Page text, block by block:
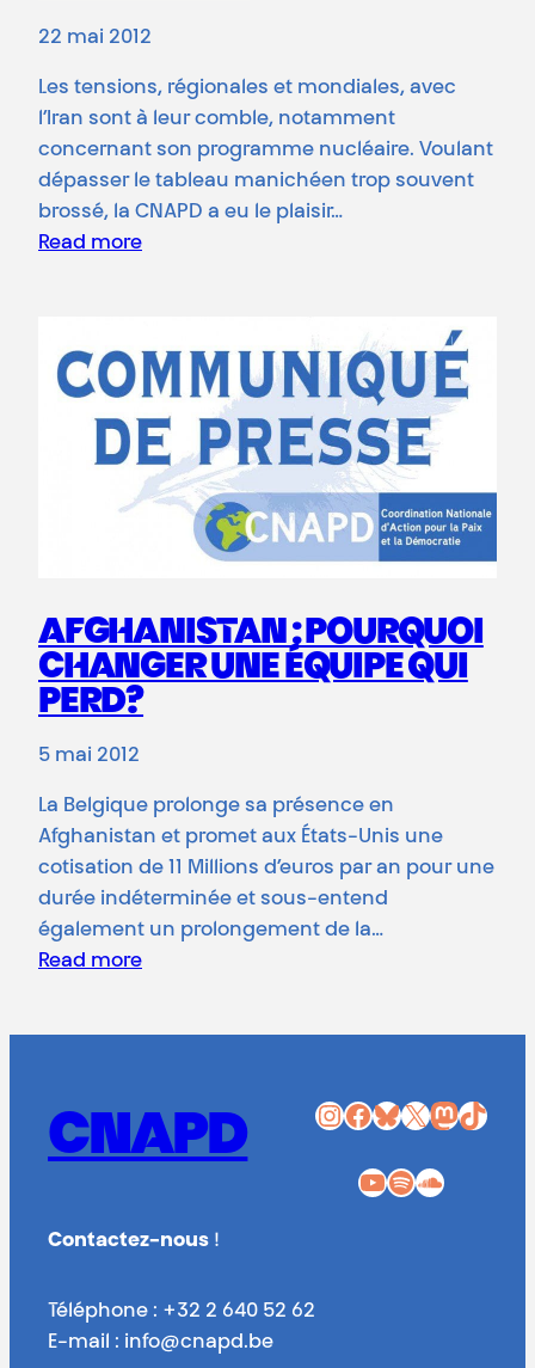
22 mai 2012
Les tensions, régionales et mondiales, avec
l’Iran sont à leur comble, notamment
concernant son programme nucléaire. Voulant
dépasser le tableau manichéen trop souvent
brossé, la CNAPD a eu le plaisir…
Read more
AFGHANISTAN : POURQUOI
CHANGER UNE ÉQUIPE QUI
PERD?
5 mai 2012
La Belgique prolonge sa présence en
Afghanistan et promet aux États-Unis une
cotisation de 11 Millions d’euros par an pour une
durée indéterminée et sous-entend
également un prolongement de la…
Read more
CNAPD InstagramFacebook Bluesky X Mastodon TikTok
YouTube Spotify SoundCloud
Contactez-nous !
Téléphone : +32 2 640 52 62
E-mail : info@cnapd.be